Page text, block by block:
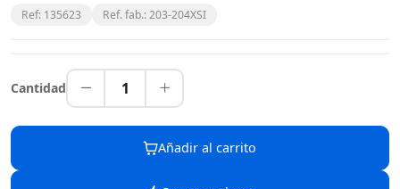
Ref: 135623 Ref. fab.: 203-204XSI
Cantidad 1
Añadir al carrito